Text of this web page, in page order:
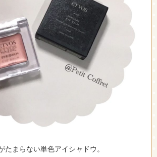
たまらない単色アイシャドウ。